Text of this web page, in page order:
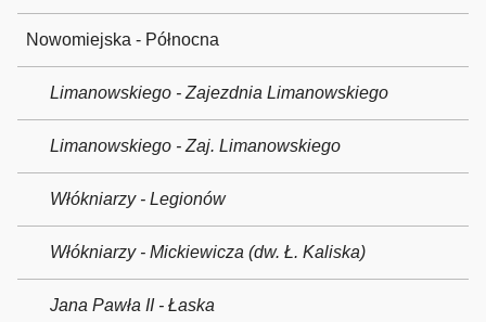
Nowomiejska - Północna
Limanowskiego - Zajezdnia Limanowskiego
Limanowskiego - Zaj. Limanowskiego
Włókniarzy - Legionów
Włókniarzy - Mickiewicza (dw. Ł. Kaliska)
Jana Pawła II - Łaska